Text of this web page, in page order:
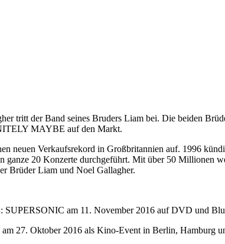
tritt der Band seines Bruders Liam bei. Die beiden
MAYBE auf den Markt.
neuen Verkaufsrekord in Großbritannien auf. 1996
ganze 20 Konzerte durchgeführt. Mit über 50 Millionen
Brüder Liam und Noel Gallagher.
am 11. November 2016 auf DVD und
27. Oktober 2016 als Kino-Event in Berlin, Hamburg